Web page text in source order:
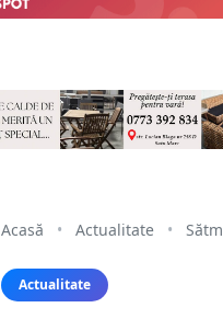
Acasă • Actualitate •
Actualitate